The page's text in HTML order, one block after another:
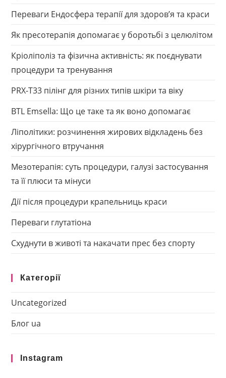
Переваги Ендосфера терапії для здоров’я та краси
Як пресотерапія допомагає у боротьбі з целюлітом
Кріоліполіз та фізична активність: як поєднувати
процедури та тренування
PRX-T33 пілінг для різних типів шкіри та віку
BTL Emsella: Що це таке та як воно допомагає
Ліполітики: розчинення жирових відкладень без
хірургічного втручання
Мезотерапія: суть процедури, галузі застосування
та її плюси та мінуси
Дії після процедури крапельниць краси
Переваги глутатіона
Схуднути в животі та накачати прес без спорту
Категорії
Uncategorized
Блог ua
Instagram